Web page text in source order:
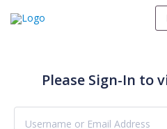
Please Sign-In to